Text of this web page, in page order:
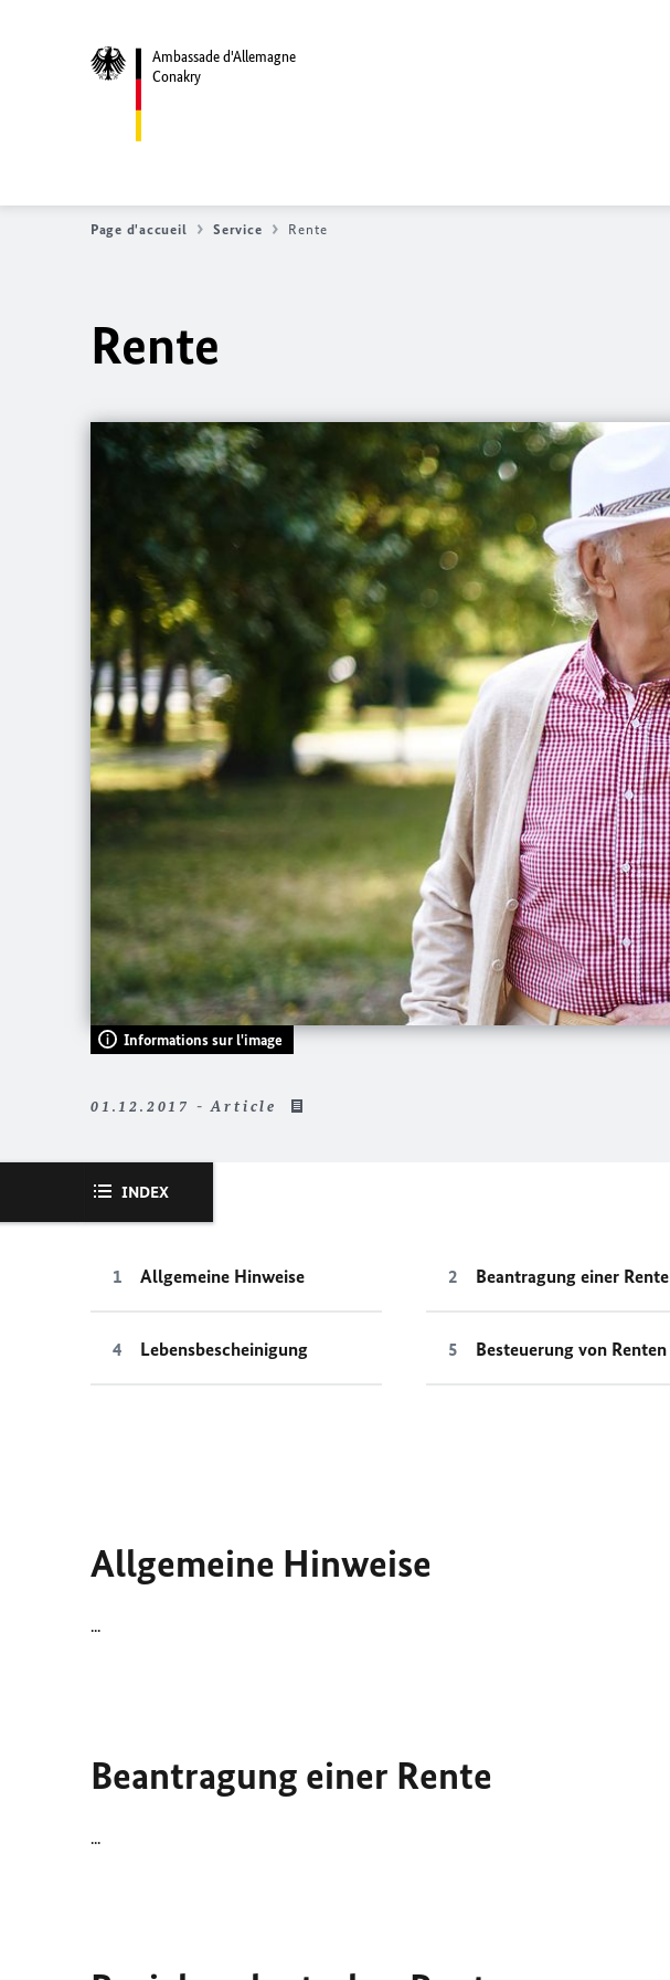
Ambassade d'Allemagne
Conakry
Page d'accueil Service Rente
Rente
Informations sur l'image
01.12.2017 - Article
INDEX
Allgemeine Hinweise Beantragung einer Rente
Lebensbescheinigung Besteuerung von Renten
Allgemeine Hinweise
...
Beantragung einer Rente
...